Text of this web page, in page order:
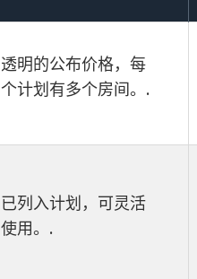
透明的公布价格，每
个计划有多个房间。.
已列入计划，可灵活
使用。.